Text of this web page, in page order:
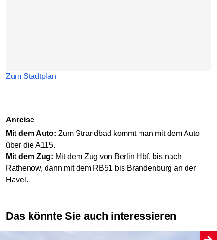
Zum Stadtplan
Anreise
Mit dem Auto: Zum Strandbad kommt man mit dem Auto
über die A115.
Mit dem Zug: Mit dem Zug von Berlin Hbf. bis nach
Rathenow, dann mit dem RB51 bis Brandenburg an der
Havel.
Das könnte Sie auch interessieren